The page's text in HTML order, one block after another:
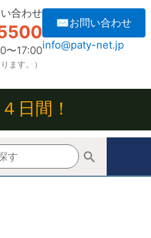
合わせ
〜17:00
ます。）
✉お問い合わせ
info@paty-net.jp
日間！